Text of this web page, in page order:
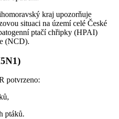
kraj upozorňuje
situaci na území celé České
ptačí chřipky (HPAI)
(NCD).
potvrzeno:
ptáků.